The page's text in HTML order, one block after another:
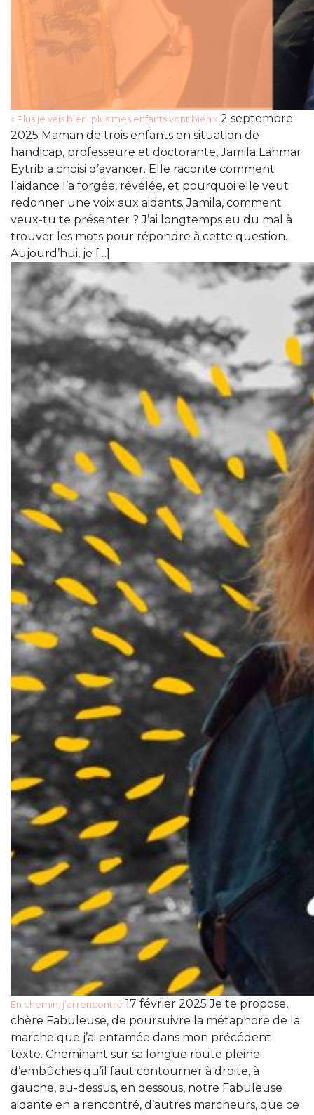
« Plus je vais bien, plus mes enfants vont bien » 2 septembre
2025 Maman de trois enfants en situation de
handicap, professeure et doctorante, Jamila Lahmar
Eytrib a choisi d’avancer. Elle raconte comment
l’aidance l’a forgée, révélée, et pourquoi elle veut
redonner une voix aux aidants. Jamila, comment
veux-tu te présenter ? J’ai longtemps eu du mal à
trouver les mots pour répondre à cette question.
Aujourd’hui, je […]
En chemin, j’ai rencontré 17 février 2025 Je te propose,
chère Fabuleuse, de poursuivre la métaphore de la
marche que j’ai entamée dans mon précédent
texte. Cheminant sur sa longue route pleine
d’embûches qu’il faut contourner à droite, à
gauche, au-dessus, en dessous, notre Fabuleuse
aidante en a rencontré, d’autres marcheurs, que ce